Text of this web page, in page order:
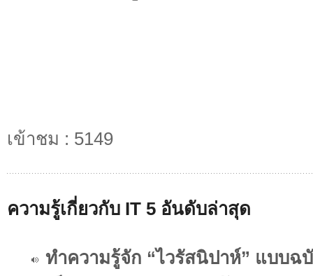
เข้าชม : 5149
ความรู้เกี่ยวกับ IT 5 อันดับล่าสุด
ทำความรู้จัก “ไวรัสนิปาห์” แบบฉ